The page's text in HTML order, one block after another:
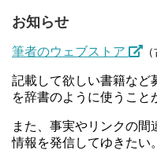
お知らせ
筆者のウェブストア
記載して欲しい書籍など
を辞書のように使うこと
また、事実やリンクの
情報を発信してゆきたい。